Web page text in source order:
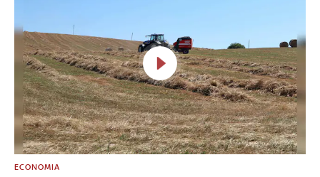
ECONOMIA